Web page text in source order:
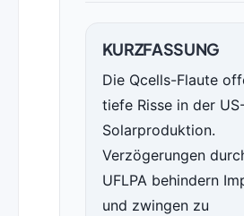
KURZFASSUNG
Die Qcells-Flaute
tiefe Risse in der
Solarproduktion.
Verzögerungen
UFLPA behindern
und zwingen zu